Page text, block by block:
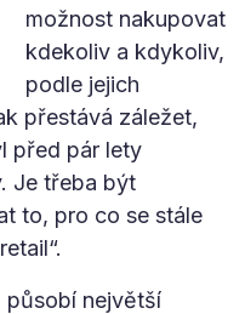
možnost nakupovat
kdekoliv a kdykoliv,
podle jejich
přestává záležet,
před pár lety
Je třeba být
to, pro co se stále
působí největší